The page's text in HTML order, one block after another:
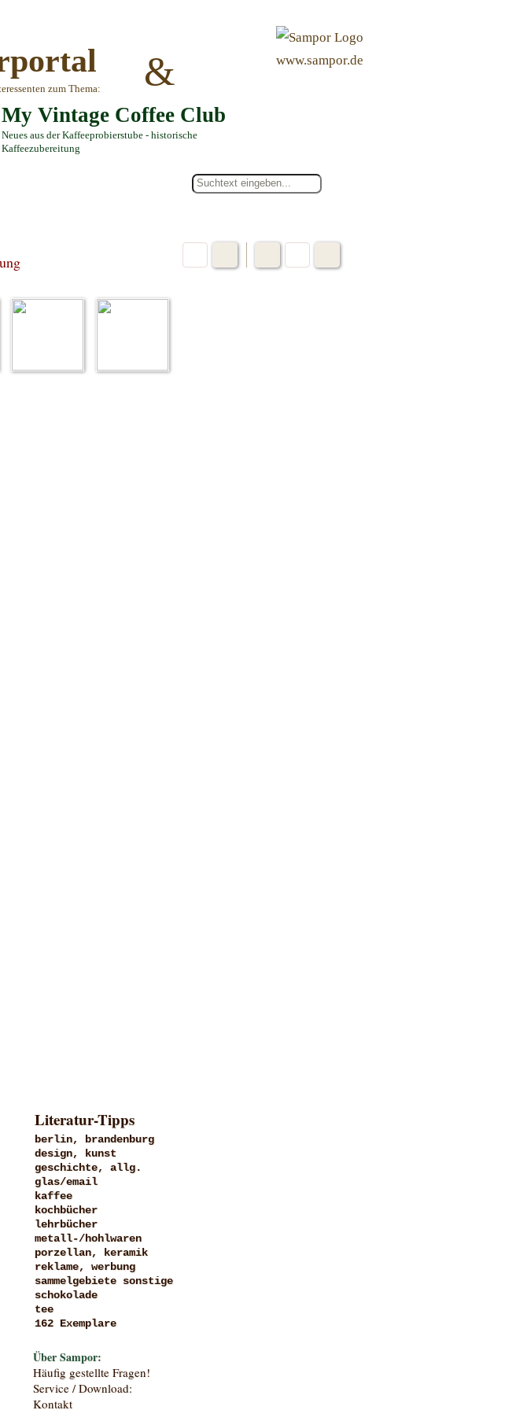
zum Thema:
&
My Vintage Coffee Club
Neues aus der Kaffeeprobierstube - historische
Kaffeezubereitung
www.sampor.de
Literatur-Tipps
berlin, brandenburg
design, kunst
geschichte, allg.
glas/email
kaffee
kochbücher
lehrbücher
metall-/hohlwaren
porzellan, keramik
reklame, werbung
sammelgebiete sonstige
schokolade
tee
162 Exemplare
Über Sampor:
Häufig gestellte Fragen!
Service / Download:
Kontakt